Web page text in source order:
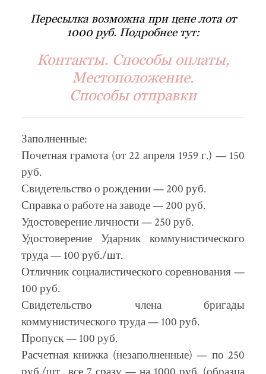
Пересылка возможна при цене лота от
1000 руб. Подробнее тут:
Контакты. Способы оплаты,
Местоположение.
Способы отправки
Заполненные:
Почетная грамота (от 22 апреля 1959 г.) — 150
руб.
Свидетельство о рождении — 200 руб.
Справка о работе на заводе — 200 руб.
Удостоверение личности — 250 руб.
Удостоверение Ударник коммунистического
труда — 100 руб./шт.
Отличник социалистического соревнования —
100 руб.
Свидетельство члена бригады
коммунистического труда — 100 руб.
Пропуск — 100 руб.
Расчетная книжка (незаполненные) — по 250